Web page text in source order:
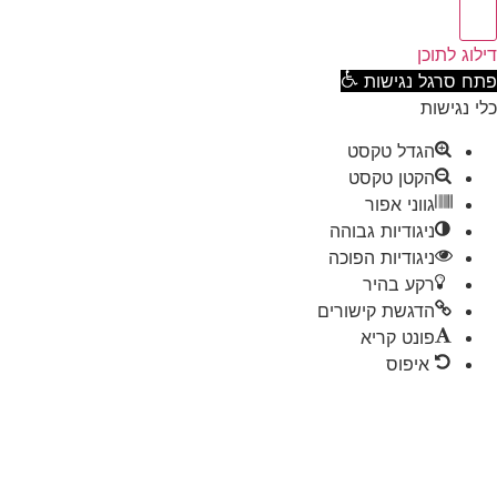
לתוכן
סרגל נגישות
נגישות
הגדל טקסט
הקטן טקסט
גווני אפור
ניגודיות גבוהה
ניגודיות הפוכה
רקע בהיר
הדגשת קישורים
פונט קריא
איפוס